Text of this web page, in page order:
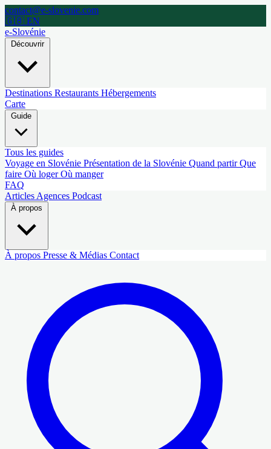
contact@e-slovenie.com
🇬🇧 EN
e-Slovénie
Découvrir
Destinations Restaurants Hébergements
Carte
Tous les guides
Voyage en Slovénie Présentation de la Slovénie Quand partirQue
faire Où logerOù manger
FAQ
Articles Agences Podcast
À propos Presse & Médias Contact